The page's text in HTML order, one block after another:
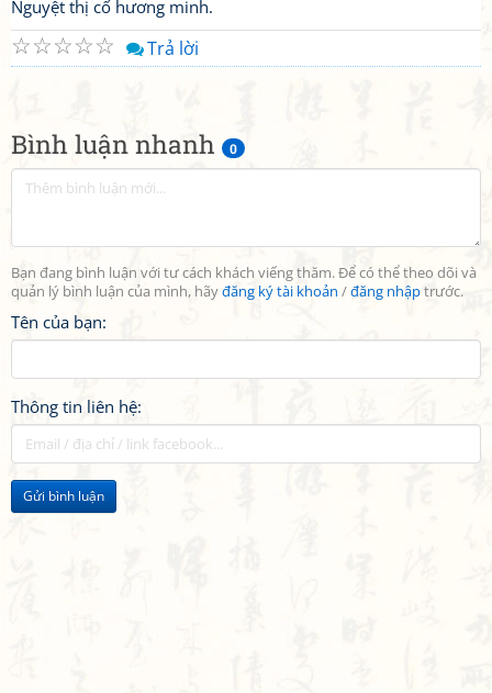
Bình luận nhanh 0
Bạn đang bình luận với tư cách khách viếng thăm. Để có thể theo dõi và
quản lý bình luận của mình, hãyđăng ký tài khoản /đăng nhậptrước.
Tên của bạn:
Thông tin liên hệ:
Gửi bình luận
Nguyệt thị cố hương minh.
☆
☆
☆
☆
☆ Trả lời